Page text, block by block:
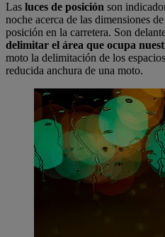
Las luces de posición son
noche acerca de las dimensiones
posición en la carretera. Son
delimitar el área que ocupa
moto la delimitación de los
reducida anchura de una moto.